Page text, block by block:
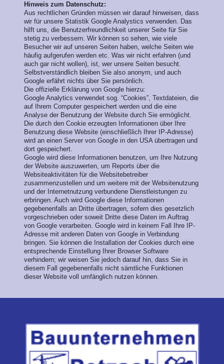
Hinweis zum Datenschutz:
Aus rechtlichen Gründen müssen wir darauf hinweisen, dass
wir für unsere Statistik Google Analystics verwenden. Das
hilft uns, die Benutzerfreundlichkeit unserer Seite für Sie
stetig zu verbessern. Wir können so sehen, wie viele
Besucher wir auf unseren Seiten haben, welche Seiten wie
häufig aufgerufen werden etc. Was wir nicht erfahren (und
auch gar nicht wollen), ist, wer unsere Seiten besucht.
Selbstverständlich bleiben Sie also anonym, und auch
Google erfährt nichts über Sie persönlich.
Die offizielle Erklärung von Google hierzu:
Google Analytics verwendet sog. “Cookies”, Textdateien, die
auf Ihrem Computer gespeichert werden und die eine
Analyse der Benutzung der Website durch Sie ermöglicht.
Die durch den Cookie erzeugten Informationen über Ihre
Benutzung diese Website (einschließlich Ihrer IP-Adresse)
wird an einen Server von Google in den USA übertragen und
dort gespeichert.
Google wird diese Informationen benutzen, um Ihre Nutzung
der Website auszuwerten, um Reports über die
Websiteaktivitäten für die Websitebetreiber
zusammenzustellen und um weitere mit der Websitenutzung
und der Internetnutzung verbundene Dienstleistungen zu
erbringen. Auch wird Google diese Informationen
gegebenenfalls an Dritte übertragen, sofern dies gesetzlich
vorgeschrieben oder soweit Dritte diese Daten im Auftrag
von Google verarbeiten. Google wird in keinem Fall Ihre IP-
Adresse mit anderen Daten von Google in Verbindung
bringen. Sie können die Installation der Cookies durch eine
entsprechende Einstellung Ihrer Browser Software
verhindern; wir weisen Sie jedoch darauf hin, dass Sie in
diesem Fall gegebenenfalls nicht sämtliche Funktionen
dieser Website voll umfänglich nutzen können.